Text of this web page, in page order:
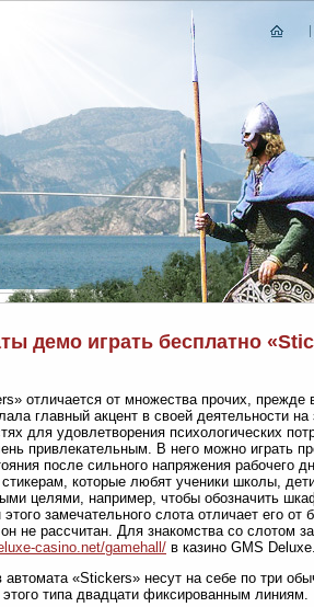
демо играть бесплатно
отличается от множества прочих, прежде
главный акцент в своей деятельности
для удовлетворения психологических
привлекательным. В него можно играть
после сильного напряжения рабочего
которые любят ученики школы,
целями, например, чтобы обозначить
этого замечательного слота отличает его
не рассчитан. Для знакомства со слотом
casino.net/gamehall/ в казино GMS Deluxe.
автомата «Stickers» несут на себе по три
типа двадцати фиксированным линиям.